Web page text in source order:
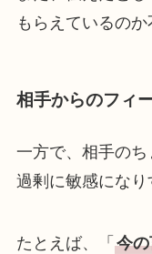
もらえているのか
相手からのフィ
一方で、相手の
過剰に敏感になり
たとえば、「 今